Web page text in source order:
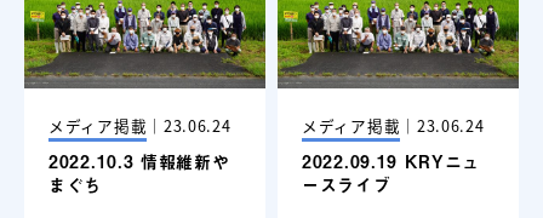
メディア掲載 ｜ 23.06.24
2022.10.3 情報維新や
まぐち
メディア掲載 ｜ 23.06.24
2022.09.19 KRYニュ
ースライブ